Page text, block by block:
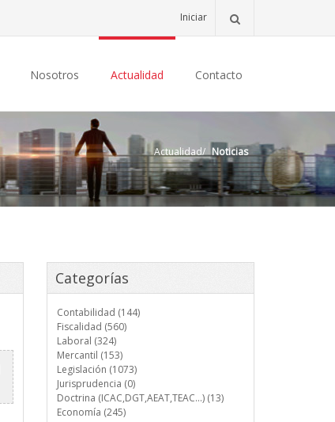
Iniciar
Nosotros Actualidad Contacto
Actualidad/ Noticias
Categorías
Contabilidad (144)
Fiscalidad (560)
Laboral (324)
Mercantil (153)
Legislación (1073)
Jurisprudencia (0)
Doctrina (ICAC,DGT,AEAT,TEAC...) (13)
Economía (245)